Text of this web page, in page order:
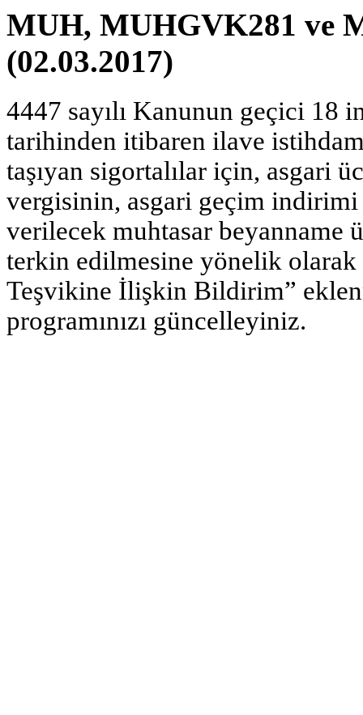
MUH, MUHGVK281 ve
(02.03.2017)
4447 sayılı Kanunun geçici 18
tarihinden itibaren ilave
taşıyan sigortalılar için, asgari
vergisinin, asgari geçim indirimi
verilecek muhtasar beyanname
terkin edilmesine yönelik olarak
Teşvikine İlişkin Bildirim”
programınızı güncelleyiniz.